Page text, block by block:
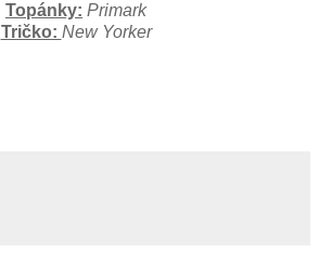
Topánky: Primark
Tričko: New Yorker